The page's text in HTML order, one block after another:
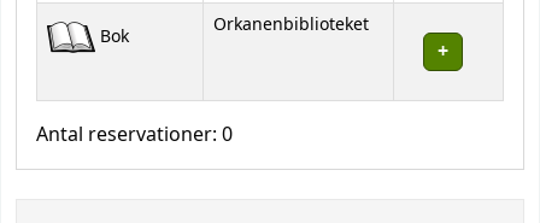
Bok Orkanenbiblioteket
Antal reservationer: 0